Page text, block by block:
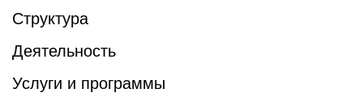
Структура
Деятельность
Услуги и программы